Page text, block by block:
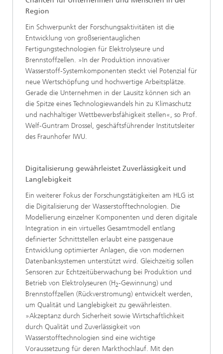
Region
Ein Schwerpunkt der Forschungsaktivitäten ist die
Entwicklung von großserientauglichen
Fertigungstechnologien für Elektrolyseure und
Brennstoffzellen. »In der Produktion innovativer
Wasserstoff-Systemkomponenten steckt viel Potenzial für
neue Wertschöpfung und hochwertige Arbeitsplätze.
Gerade die Unternehmen in der Lausitz können sich an
die Spitze eines Technologiewandels hin zu Klimaschutz
und nachhaltiger Wettbewerbsfähigkeit stellen«, so Prof.
Welf-Guntram Drossel, geschäftsführender Institutsleiter
des Fraunhofer IWU.
Digitalisierung gewährleistet Zuverlässigkeit und
Langlebigkeit
Ein weiterer Fokus der Forschungstätigkeiten am HLG ist
die Digitalisierung der Wasserstofftechnologien. Die
Modellierung einzelner Komponenten und deren digitale
Integration in ein virtuelles Gesamtmodell entlang
definierter Schnittstellen erlaubt eine passgenaue
Entwicklung optimierter Anlagen, die von modernen
Datenbanksystemen unterstützt wird. Gleichzeitig sollen
Sensoren zur Echtzeitüberwachung bei Produktion und
Betrieb von Elektrolyseuren (H2-Gewinnung) und
Brennstoffzellen (Rückverstromung) entwickelt werden,
um Qualität und Langlebigkeit zu gewährleisten.
»Akzeptanz durch Sicherheit sowie Wirtschaftlichkeit
durch Qualität und Zuverlässigkeit von
Wasserstofftechnologien sind eine wichtige
Voraussetzung für deren Markthochlauf. Mit den